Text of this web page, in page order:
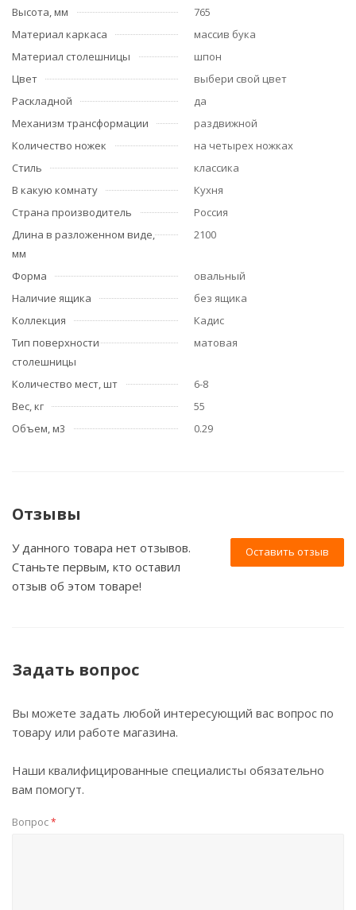
Высота, мм
765
Материал каркаса
массив бука
Материал столешницы
шпон
Цвет
выбери свой цвет
Раскладной
да
Механизм трансформации
раздвижной
Количество ножек
на четырех ножках
Стиль
классика
В какую комнату
Кухня
Страна производитель
Россия
Длина в разложенном виде,
мм
2100
Форма
овальный
Наличие ящика
без ящика
Коллекция
Кадис
Тип поверхности
столешницы
матовая
Количество мест, шт
6-8
Вес, кг
55
Объем, м3
0.29
Отзывы
Оставить отзыв
У данного товара нет отзывов.
Станьте первым, кто оставил
отзыв об этом товаре!
Задать вопрос
Вы можете задать любой интересующий вас вопрос по
товару или работе магазина.
Наши квалифицированные специалисты обязательно
вам помогут.
Вопрос*